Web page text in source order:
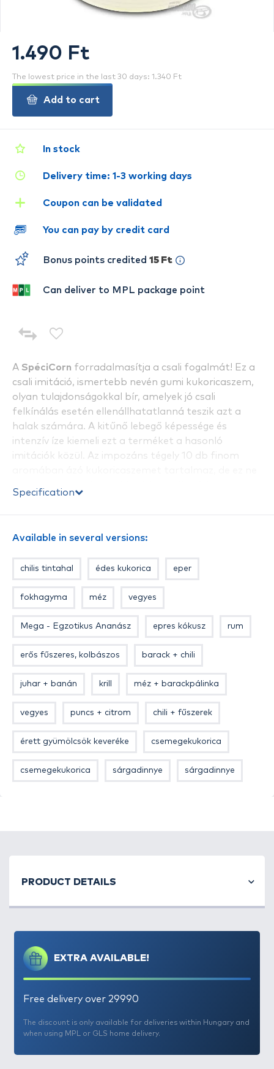
A SpéciCorn forradalmasítja a csali fogalmát! Ez a
csali imitáció, ismertebb nevén gumi kukoricaszem,
olyan tulajdonságokkal bír, amelyek jó csali
felkínálás esetén ellenállhatatlanná teszik azt a
halak számára. A kitűnő lebegő képessége és
intenzív íze kiemeli ezt a terméket a hasonló
imitációk közül. Az impozáns tégely 10 db finom
felkínálva
tégelybe, hogy újra feltöltődjön, magába szívja az
is elegendő lehet! Különösen alkalmas a pontyos
minden előnyét maradéktalanul ki tudjuk használni.
nem sérülékeny és nem tudják az apró halak sem
Specification
Available in several versions:
chilis tintahal édes kukorica eper
fokhagyma méz vegyes
Mega - Egzotikus Ananász epres kókusz rum
erős fűszeres, kolbászos barack + chili
juhar + banán krill méz + barackpálinka
vegyes puncs + citrom chili + fűszerek
érett gyümölcsök keveréke csemegekukorica
csemegekukorica sárgadinnye sárgadinnye
In stock
Delivery time: 1-3 working days
Coupon can be validated
You can pay by credit card
Bonus points credited 15 Ft
Can deliver to MPL package point
1.490 Ft
The lowest price in the last 30 days: 1.340 Ft
Add to cart
EXTRA AVAILABLE!
Free delivery over 29990
The discount is only available for deliveries within Hungary and
when using MPL or GLS home delivery.
PRODUCT DETAILS